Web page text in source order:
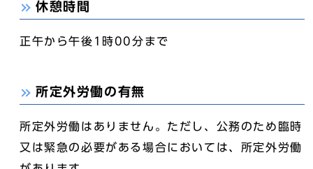
休憩時間
正午から午後1時00分まで
所定外労働の有無
所定外労働はありません。ただし、公務のため臨時
又は緊急の必要がある場合においては、所定外労働